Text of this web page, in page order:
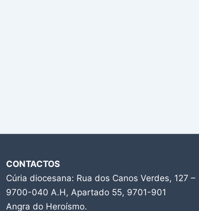
CONTACTOS
Cúria diocesana: Rua dos Canos Verdes, 127 –
9700-040 A.H, Apartado 55, 9701-901
Angra do Heroísmo.